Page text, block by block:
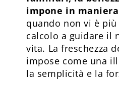
impone in
quando non vi è
calcolo a guidare il
vita. La freschezza
impose come una
la semplicità e la